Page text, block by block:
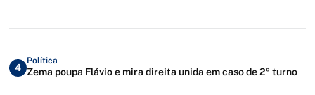
4
Política
Zema poupa Flávio e mira direita unida em caso de 2º turno